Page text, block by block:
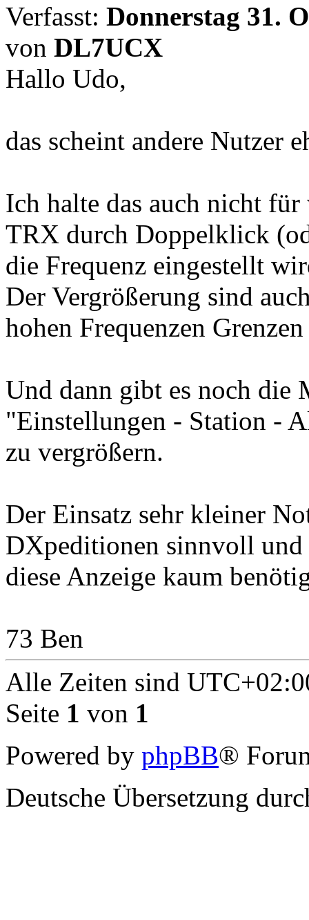
Verfasst: Donnerstag 31.
von DL7UCX
Hallo Udo,
das scheint andere Nutzer
Ich halte das auch nicht
TRX durch Doppelklick
die Frequenz eingestellt
Der Vergrößerung sind
hohen Frequenzen
Und dann gibt es noch die
"Einstellungen - Station -
zu vergrößern.
Der Einsatz sehr kleiner
DXpeditionen sinnvoll und
diese Anzeige kaum
73 Ben
Alle Zeiten sind
Seite 1 von 1
Powered by phpBB®
Deutsche Übersetzung